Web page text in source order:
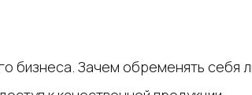
бизнеса. Зачем обременять себя